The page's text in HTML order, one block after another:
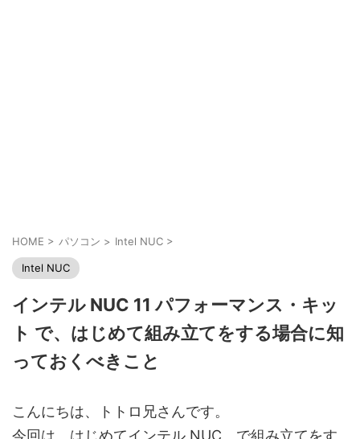
HOME > パソコン > Intel NUC >
Intel NUC
インテル NUC 11 パフォーマンス・キッ
ト で、はじめて組み立てをする場合に知
っておくべきこと
こんにちは、トトロ兄さんです。
今回は、はじめてインテル NUC で組み立てをす